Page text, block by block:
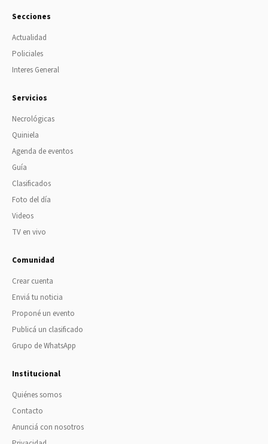
Secciones
Actualidad
Policiales
Interes General
Servicios
Necrológicas
Quiniela
Agenda de eventos
Guía
Clasificados
Foto del día
Videos
TV en vivo
Comunidad
Crear cuenta
Enviá tu noticia
Proponé un evento
Publicá un clasificado
Grupo de WhatsApp
Institucional
Quiénes somos
Contacto
Anunciá con nosotros